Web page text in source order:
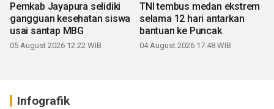
Pemkab Jayapura selidiki
gangguan kesehatan siswa
usai santap MBG
05 August 2026 12:22 WIB
TNI tembus medan ekstrem
selama 12 hari antarkan
bantuan ke Puncak
04 August 2026 17:48 WIB
Infografik